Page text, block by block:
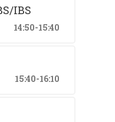
IBS
14:50-15:40
15:40-16:10